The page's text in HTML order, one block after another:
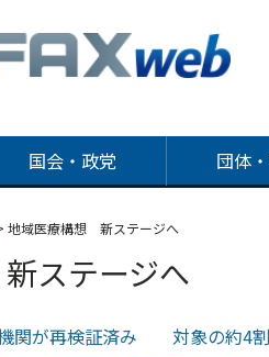
国会・政党 団体
地域医療構想 新ステージへ
ステージへ
機関が再検証済み 対象の約4割